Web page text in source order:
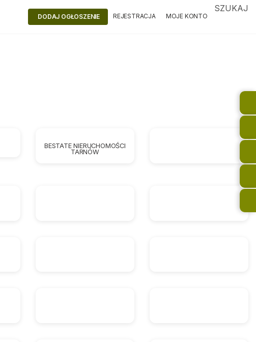
DODAJ OGŁOSZENIE REJESTRACJA MOJE KONTO
SZUKAJ
BESTATE NIERUCHOMOŚCI
TARNÓW